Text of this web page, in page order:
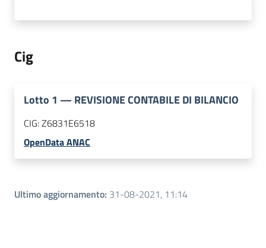
Cig
Lotto 1 — REVISIONE CONTABILE DI BILANCIO
CIG:Z6831E6518
OpenData ANAC
Ultimo aggiornamento: 31-08-2021, 11:14